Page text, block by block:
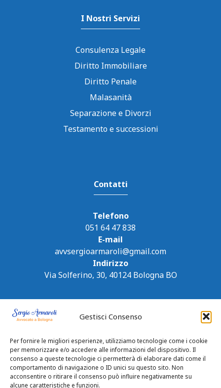
Gestisci Consenso
Per fornire le migliori esperienze, utilizziamo tecnologie come i cookie
per memorizzare e/o accedere alle informazioni del dispositivo. Il
consenso a queste tecnologie ci permetterà di elaborare dati come il
comportamento di navigazione o ID unici su questo sito. Non
acconsentire o ritirare il consenso può influire negativamente su
alcune caratteristiche e funzioni.
I Nostri Servizi
Consulenza Legale
Diritto Immobiliare
Diritto Penale
Malasanità
Separazione e Divorzi
Testamento e successioni
Contatti
Telefono
051 64 47 838
E-mail
avvsergioarmaroli@gmail.com
Indirizzo
Via Solferino, 30, 40124 Bologna BO